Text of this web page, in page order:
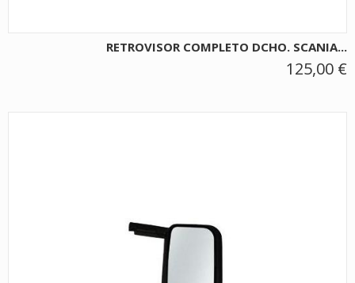
RETROVISOR COMPLETO DCHO. SCANIA...
125,00 €